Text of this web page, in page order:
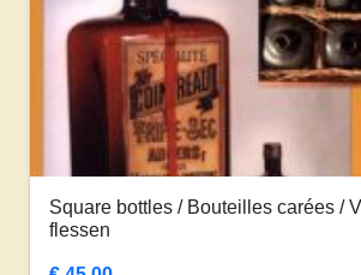
Square bottles / Bouteilles carées /
flessen